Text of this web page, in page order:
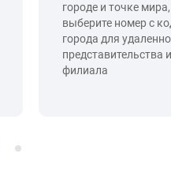
городе и точке мира,
выберите номер с
города для
представительства
филиала